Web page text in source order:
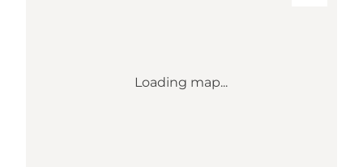
Loading map...